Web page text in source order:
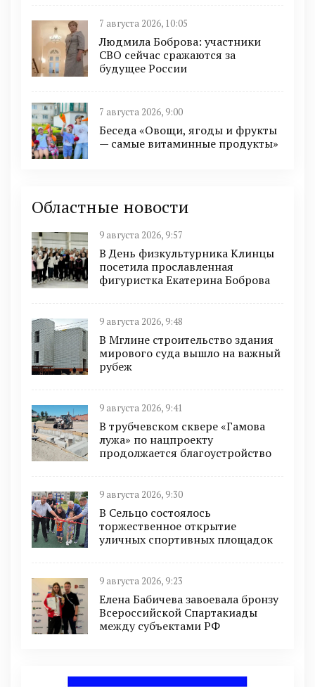
7 августа 2026, 10:05
Людмила Боброва: участники
СВО сейчас сражаются за
будущее России
7 августа 2026, 9:00
Беседа «Овощи, ягоды и фрукты
— самые витаминные продукты»
Областные новости
9 августа 2026, 9:57
В День физкультурника Клинцы
посетила прославленная
фигуристка Екатерина Боброва
9 августа 2026, 9:48
В Мглине строительство здания
мирового суда вышло на важный
рубеж
9 августа 2026, 9:41
В трубчевском сквере «Гамова
лужа» по нацпроекту
продолжается благоустройство
9 августа 2026, 9:30
В Сельцо состоялось
торжественное открытие
уличных спортивных площадок
9 августа 2026, 9:23
Елена Бабичева завоевала бронзу
Всероссийской Спартакиады
между субъектами РФ